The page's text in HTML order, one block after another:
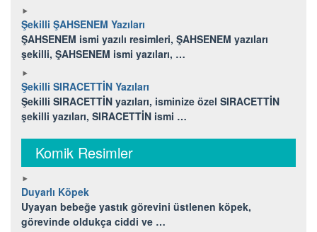
Şekilli ŞAHSENEM Yazıları
ŞAHSENEM ismi yazılı resimleri, ŞAHSENEM yazıları
şekilli, ŞAHSENEM ismi yazıları, …
Şekilli SIRACETTİN Yazıları
Şekilli SIRACETTİN yazıları, isminize özel SIRACETTİN
şekilli yazıları, SIRACETTİN ismi …
Komik Resimler
Duyarlı Köpek
Uyayan bebeğe yastık görevini üstlenen köpek,
görevinde oldukça ciddi ve …